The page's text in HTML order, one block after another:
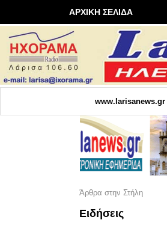
ΑΡΧΙΚΗ ΣΕΛΙΔΑ
www.larisanews.gr
Άρθρα στην Στήλη
Ειδήσεις